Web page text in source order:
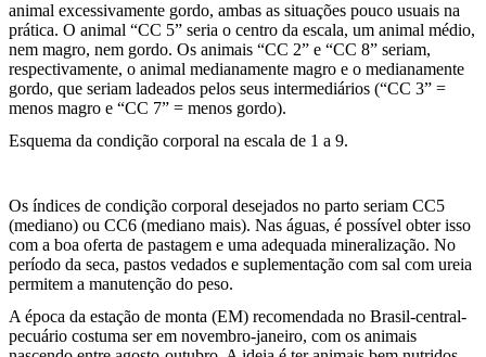
animal excessivamente gordo, ambas as situações pouco usuais na
prática. O animal “CC 5” seria o centro da escala, um animal médio,
nem magro, nem gordo. Os animais “CC 2” e “CC 8” seriam,
respectivamente, o animal medianamente magro e o medianamente
gordo, que seriam ladeados pelos seus intermediários (“CC 3” =
menos magro e “CC 7” = menos gordo).
Esquema da condição corporal na escala de 1 a 9.
Os índices de condição corporal desejados no parto seriam CC5
(mediano) ou CC6 (mediano mais). Nas águas, é possível obter isso
com a boa oferta de pastagem e uma adequada mineralização. No
período da seca, pastos vedados e suplementação com sal com ureia
permitem a manutenção do peso.
A época da estação de monta (EM) recomendada no Brasil-central-
pecuário costuma ser em novembro-janeiro, com os animais